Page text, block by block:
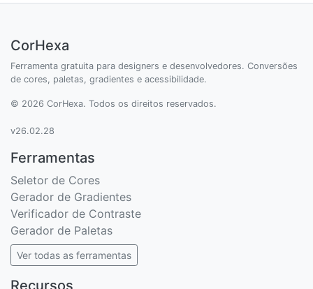
CorHexa
Ferramenta gratuita para designers e desenvolvedores. Conversões
de cores, paletas, gradientes e acessibilidade.
© 2026 CorHexa. Todos os direitos reservados.
v26.02.28
Ferramentas
Seletor de Cores
Gerador de Gradientes
Verificador de Contraste
Gerador de Paletas
Ver todas as ferramentas
Recursos